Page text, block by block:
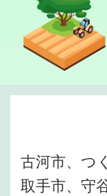
古河市、つ
取手市、守